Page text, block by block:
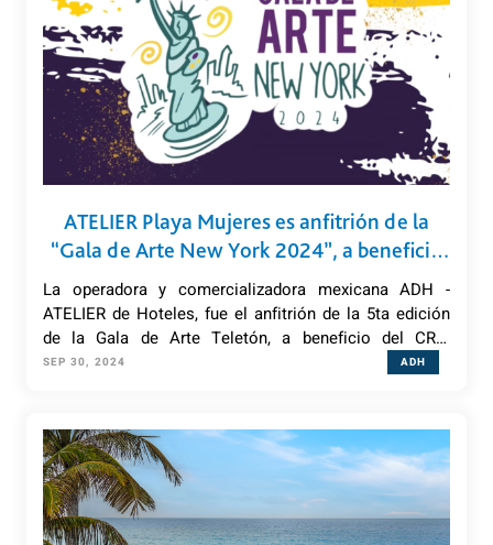
ATELIER Playa Mujeres es anfitrión de la
“Gala de Arte New York 2024”, a beneficio
del CRIT Quintana Roo
La operadora y comercializadora mexicana ADH -
ATELIER de Hoteles, fue el anfitrión de la 5ta edición
de la Gala de Arte Teletón, a beneficio del CRIT
Quintana Roo, en su All-Suites Luxury Resort, ATELIER
SEP 30, 2024 ADH